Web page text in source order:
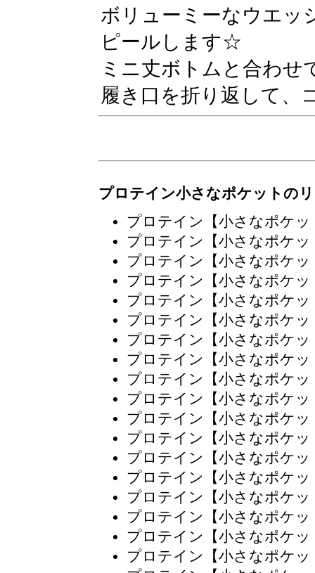
ボリューミーなウエッ
ピールします☆
ミニ丈ボトムと合わせ
履き口を折り返して、
プロテイン小さなポケットの
プロテイン【小さなポケ
プロテイン【小さなポケ
プロテイン【小さなポケ
プロテイン【小さなポケ
プロテイン【小さなポケ
プロテイン【小さなポケ
プロテイン【小さなポケ
プロテイン【小さなポケ
プロテイン【小さなポケ
プロテイン【小さなポケ
プロテイン【小さなポケ
プロテイン【小さなポケ
プロテイン【小さなポケ
プロテイン【小さなポケ
プロテイン【小さなポケ
プロテイン【小さなポケ
プロテイン【小さなポケ
プロテイン【小さなポケ